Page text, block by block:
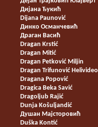
Дијана Ђукић
Dijana Paunović
Динко Османчевић
Драган Васић
Dragan Krstić
Dragan Mitić
Dragan Petković Miljin
Dragan Trifunović Helivideo
Dragana Popović
Dragica Beka Savić
Dragoljub Rajić
Dunja Košuljandić
Душан Мајсторовић
Duška Kontić